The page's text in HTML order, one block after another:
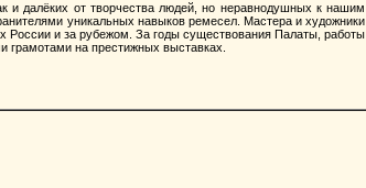
и далёких от творчества людей, но неравнодушных к нашим
уникальных навыков ремесел. Мастера и художники
России и за рубежом. За годы существования Палаты, работы
на престижных выставках.